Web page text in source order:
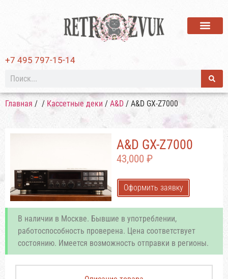
+7 495 797-15-14
Главная / / Кассетные деки / A&D / A&D GX-Z7000
A&D GX-Z7000
43,000 ₽
Оформить заявку
В наличии в Москве. Бывшие в употреблении,
работоспособность проверена. Цена соответствует
состоянию. Имеется возможность отправки в регионы.